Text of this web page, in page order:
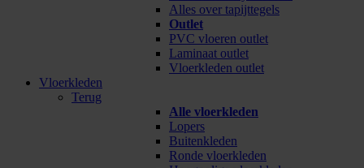
Alles over tapijttegels
Outlet
PVC vloeren outlet
Laminaat outlet
Vloerkleden outlet
Vloerkleden
Terug
Alle vloerkleden
Lopers
Buitenkleden
Ronde vloerkleden